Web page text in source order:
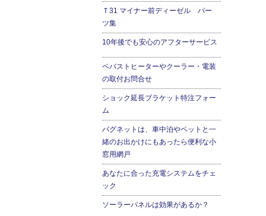
Ｔ31 マイナー前ディーゼル パー
ツ集
10年後でも安心のアフターサービス
ベバストヒーターやクーラー・電装
の取付お問合せ
ショック延長ブラケット特注フォー
ム
バグネットは、車中泊やペットと一
緒のお出かけにもあったら便利な小
窓用網戸
あなたに合った充電システムをチェ
ック
ソーラーパネルは効果があるか？